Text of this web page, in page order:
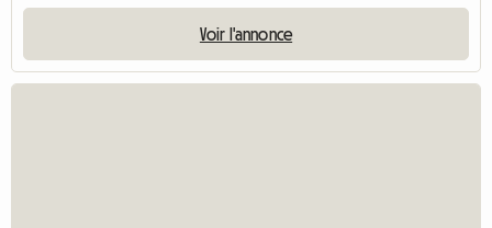
Voir l'annonce